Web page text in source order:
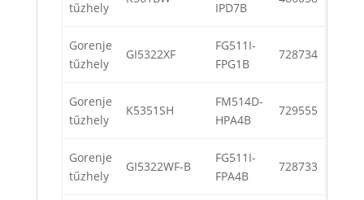
tűzhely
IPD7B
Gorenje
tűzhely
GI5322XF
FG511I-
FPG1B
728734
Gorenje
tűzhely
K5351SH
FM514D-
HPA4B
729555
Gorenje
tűzhely
GI5322WF-B
FG511I-
FPA4B
728733